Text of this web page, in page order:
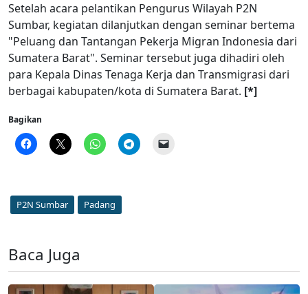
Setelah acara pelantikan Pengurus Wilayah P2N
Sumbar, kegiatan dilanjutkan dengan seminar bertema
"Peluang dan Tantangan Pekerja Migran Indonesia dari
Sumatera Barat". Seminar tersebut juga dihadiri oleh
para Kepala Dinas Tenaga Kerja dan Transmigrasi dari
berbagai kabupaten/kota di Sumatera Barat. [*]
Bagikan
P2N Sumbar Padang
Baca Juga